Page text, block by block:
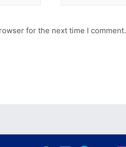
for the next time I comment.